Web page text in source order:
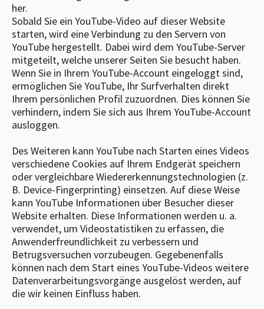
her.
Sobald Sie ein YouTube-Video auf dieser Website
starten, wird eine Verbindung zu den Servern von
YouTube hergestellt. Dabei wird dem YouTube-Server
mitgeteilt, welche unserer Seiten Sie besucht haben.
Wenn Sie in Ihrem YouTube-Account eingeloggt sind,
ermöglichen Sie YouTube, Ihr Surfverhalten direkt
Ihrem persönlichen Profil zuzuordnen. Dies können Sie
verhindern, indem Sie sich aus Ihrem YouTube-Account
ausloggen.
Des Weiteren kann YouTube nach Starten eines Videos
verschiedene Cookies auf Ihrem Endgerät speichern
oder vergleichbare Wiedererkennungstechnologien (z.
B. Device-Fingerprinting) einsetzen. Auf diese Weise
kann YouTube Informationen über Besucher dieser
Website erhalten. Diese Informationen werden u. a.
verwendet, um Videostatistiken zu erfassen, die
Anwenderfreundlichkeit zu verbessern und
Betrugsversuchen vorzubeugen. Gegebenenfalls
können nach dem Start eines YouTube-Videos weitere
Datenverarbeitungsvorgänge ausgelöst werden, auf
die wir keinen Einfluss haben.